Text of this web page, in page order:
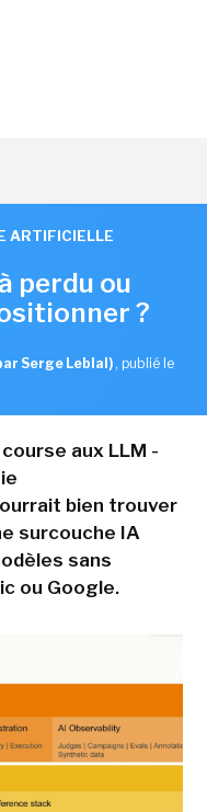
ARTIFICIELLE
perdu ou
?
Serge Leblal), publié le
aux LLM -
bien trouver
surcouche IA
sans
ou Google.